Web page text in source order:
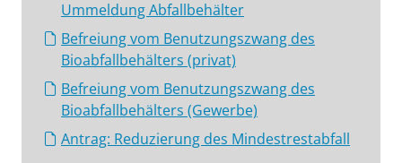
Ummeldung Abfallbehälter
Befreiung vom Benutzungszwang des
Bioabfallbehälters (privat)
Befreiung vom Benutzungszwang des
Bioabfallbehälters (Gewerbe)
Antrag: Reduzierung des Mindestrestabfall